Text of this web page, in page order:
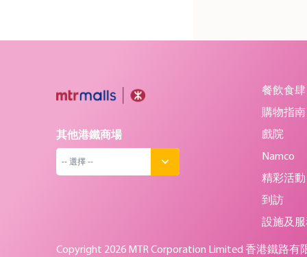
其他港鐵商場
-- 選擇 --
餐飲食肆
購物指南
戲院
Namco
精彩活動
到訪
設施及
Copyright 2026 MTR Corporation Limited 香港鐵路有